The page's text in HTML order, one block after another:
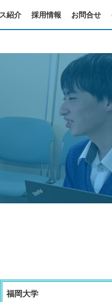
紹介 採用情報 お問合せ
福岡大学